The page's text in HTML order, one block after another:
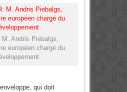
M. Andris Piebalgs,
européen chargé du
qui doit